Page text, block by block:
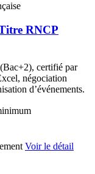
RNCP
certifié par
négociation
d’événements.
Voir le détail